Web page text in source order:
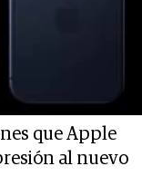
que Apple
al nuevo